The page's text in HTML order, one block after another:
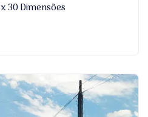
30 Dimensões